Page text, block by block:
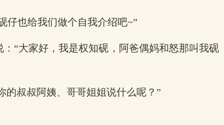
仔也给我们做个自我介绍吧~”
“大家好，我是权知砚，阿爸偶妈和怒那叫我砚
的叔叔阿姨、哥哥姐姐说什么呢？”